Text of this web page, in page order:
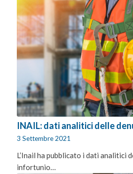
INAIL: dati analitici delle
3 Settembre 2021
L’Inail ha pubblicato i dati analitici
infortunio…